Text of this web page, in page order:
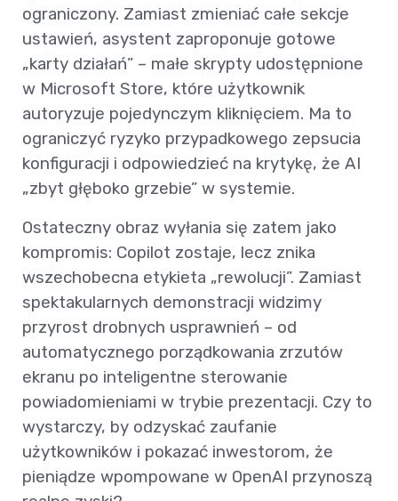
ograniczony. Zamiast zmieniać całe sekcje
ustawień, asystent zaproponuje gotowe
„karty działań” – małe skrypty udostępnione
w Microsoft Store, które użytkownik
autoryzuje pojedynczym kliknięciem. Ma to
ograniczyć ryzyko przypadkowego zepsucia
konfiguracji i odpowiedzieć na krytykę, że AI
„zbyt głęboko grzebie” w systemie.
Ostateczny obraz wyłania się zatem jako
kompromis: Copilot zostaje, lecz znika
wszechobecna etykieta „rewolucji”. Zamiast
spektakularnych demonstracji widzimy
przyrost drobnych usprawnień – od
automatycznego porządkowania zrzutów
ekranu po inteligentne sterowanie
powiadomieniami w trybie prezentacji. Czy to
wystarczy, by odzyskać zaufanie
użytkowników i pokazać inwestorom, że
pieniądze wpompowane w OpenAI przynoszą